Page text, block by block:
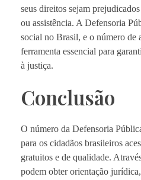
seus direitos sejam
ou assistência. A Defensoria
social no Brasil, e o número de
ferramenta essencial para
à justiça.
Conclusão
O número da Defensoria
para os cidadãos brasileiros
gratuitos e de qualidade.
podem obter orientação